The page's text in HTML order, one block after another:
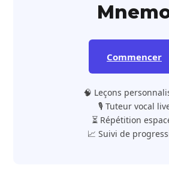
Commencer
🧠 Leçons
🎙️ Tuteur vocal
⏳ Répétition
📈 Suivi de